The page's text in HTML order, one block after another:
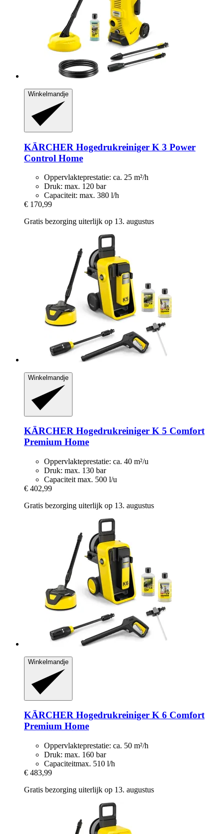
Winkelmandje
KÄRCHER Hogedrukreiniger K 3 Power
Control Home
Oppervlakteprestatie: ca. 25 m²/h
Druk: max. 120 bar
Capaciteit: max. 380 l/h
€ 170,99
Gratis bezorging uiterlijk op 13. augustus
Winkelmandje
KÄRCHER Hogedrukreiniger K 5 Comfort
Premium Home
Oppervlakteprestatie: ca. 40 m²/u
Druk: max. 130 bar
Capaciteit max. 500 l/u
€ 402,99
Gratis bezorging uiterlijk op 13. augustus
Winkelmandje
KÄRCHER Hogedrukreiniger K 6 Comfort
Premium Home
Oppervlakteprestatie: ca. 50 m²/h
Druk: max. 160 bar
Capaciteitmax. 510 l/h
€ 483,99
Gratis bezorging uiterlijk op 13. augustus